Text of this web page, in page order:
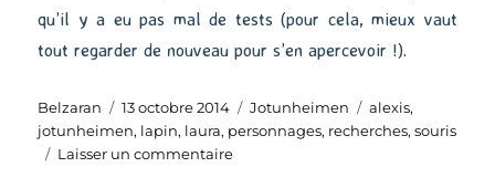
qu’il y a eu pas mal de tests (pour cela, mieux vaut
tout regarder de nouveau pour s’en apercevoir !).
Auteur
Belzaran
Publié
le
13 octobre 2014 Catégories
Jotunheimen Étiquettes
alexis,
jotunheimen, lapin, laura, personnages, recherches,souris
Laisser un commentairesur